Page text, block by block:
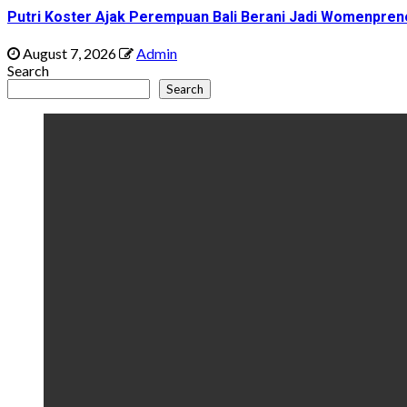
Putri Koster Ajak Perempuan Bali Berani Jadi
August 7, 2026
Admin
Search
Search